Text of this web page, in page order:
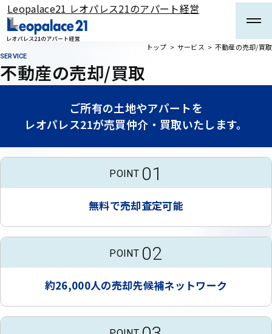
メインコンテンツまでスキップする
Leopalace21 レオパレス21のアパート経営
トップ サービス 不動産の売却/買取
不動産の売却/買取
SERVICE
ご所有の土地やアパートを
レオパレス21が売買仲介・買取いたします。
POINT 01
無料で売却査定可能
POINT 02
約26,000人の売却先候補ネットワーク